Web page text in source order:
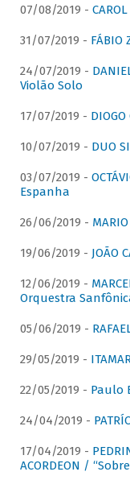
07/08/2019 -
31/07/2019 - FÁBIO
24/07/2019 -
Violão Solo
17/07/2019 -
10/07/2019 - DUO
03/07/2019 -
Espanha
26/06/2019 -
19/06/2019 - JOÃO
12/06/2019 -
Orquestra
05/06/2019 -
29/05/2019 -
22/05/2019 - Paulo
24/04/2019 -
17/04/2019 -
ACORDEON /